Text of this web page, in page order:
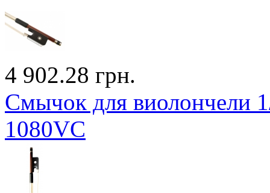
4 902.28 грн.
Смычок для виолончели
1080VC